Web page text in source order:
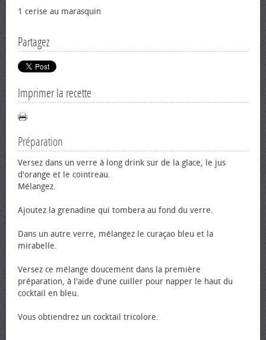
1 cerise au marasquin
Partagez
Imprimer la recette
Préparation
Versez dans un verre à long drink sur de la glace, le jus
d'orange et le cointreau.
Mélangez.
Ajoutez la grenadine qui tombera au fond du verre.
Dans un autre verre, mélangez le curaçao bleu et la
mirabelle.
Versez ce mélange doucement dans la première
préparation, à l'aide d'une cuiller pour napper le haut du
cocktail en bleu.
Vous obtiendrez un cocktail tricolore.